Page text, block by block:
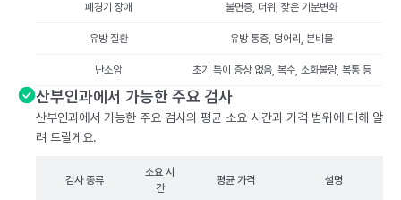
폐경기 장애 불면증, 더위, 잦은 기분변화
유방 질환 유방 통증, 덩어리, 분비물
난소암 초기 특이 증상 없음, 복수, 소화불량, 복통 등
산부인과에서 가능한 주요 검사
산부인과에서 가능한 주요 검사의 평균 소요 시간과 가격 범위에 대해 알
려 드릴게요.
검사 종류
소요 시
간
평균 가격 설명